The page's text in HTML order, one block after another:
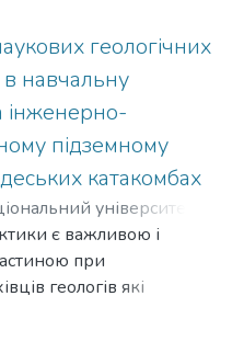
геологічних
навчальну
інженерно-
підземному
катакомбах
університет
,2021)Козлова,
;Черкез, Євген
Kozlova, Tetiana V.
є важливою і
при
геологів які
та